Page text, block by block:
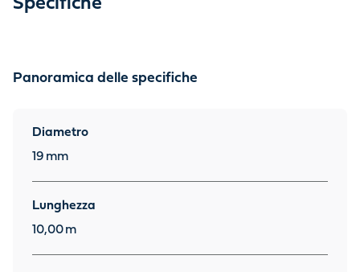
Specifiche
Panoramica delle specifiche
Diametro
19 mm
Lunghezza
10,00 m